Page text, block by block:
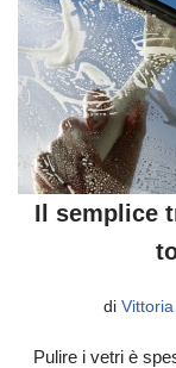
Il semplice
di Vittoria
Pulire i vetri è